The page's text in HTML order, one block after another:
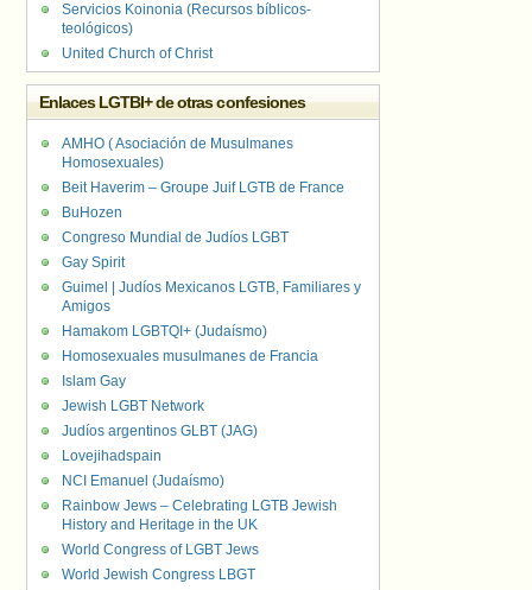
Servicios Koinonia (Recursos bíblicos-
teológicos)
United Church of Christ
Enlaces LGTBI+ de otras confesiones
AMHO ( Asociación de Musulmanes
Homosexuales)
Beit Haverim – Groupe Juif LGTB de France
BuHozen
Congreso Mundial de Judíos LGBT
Gay Spirit
Guimel | Judíos Mexicanos LGTB, Familiares y
Amigos
Hamakom LGBTQI+ (Judaísmo)
Homosexuales musulmanes de Francia
Islam Gay
Jewish LGBT Network
Judíos argentinos GLBT (JAG)
Lovejihadspain
NCI Emanuel (Judaísmo)
Rainbow Jews – Celebrating LGTB Jewish
History and Heritage in the UK
World Congress of LGBT Jews
World Jewish Congress LBGT